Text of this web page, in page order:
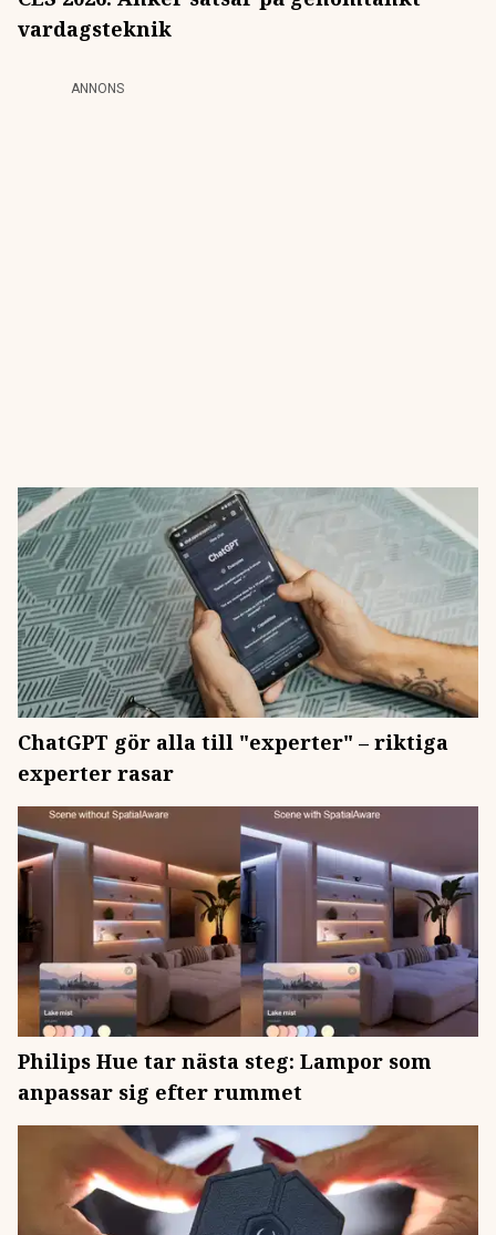
vardagsteknik
ANNONS
ChatGPT gör alla till "experter" – riktiga
experter rasar
Philips Hue tar nästa steg: Lampor som
anpassar sig efter rummet